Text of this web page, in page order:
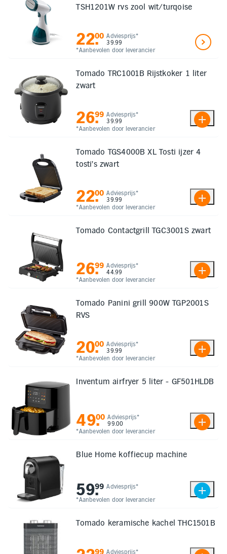
TSH1201W rvs zool wit/turqoise
Adviesprijs*
39.99
*Aanbevolen door leverancier
22.
00
Tomado TRC1001B Rijstkoker 1 liter
zwart
Adviesprijs*
39.99
*Aanbevolen door leverancier
26.
99
Tomado TGS4000B XL Tosti ijzer 4
tosti's zwart
Adviesprijs*
39.99
*Aanbevolen door leverancier
22.
00
Tomado Contactgrill TGC3001S zwart
Adviesprijs*
44.99
*Aanbevolen door leverancier
26.
99
Tomado Panini grill 900W TGP2001S
RVS
Adviesprijs*
39.99
*Aanbevolen door leverancier
20.
00
Inventum airfryer 5 liter - GF501HLDB
Adviesprijs*
99.00
*Aanbevolen door leverancier
49.
00
Blue Home koffiecup machine
Adviesprijs*
*Aanbevolen door leverancier
59.
99
Tomado keramische kachel THC1501B
Adviesprijs*
99